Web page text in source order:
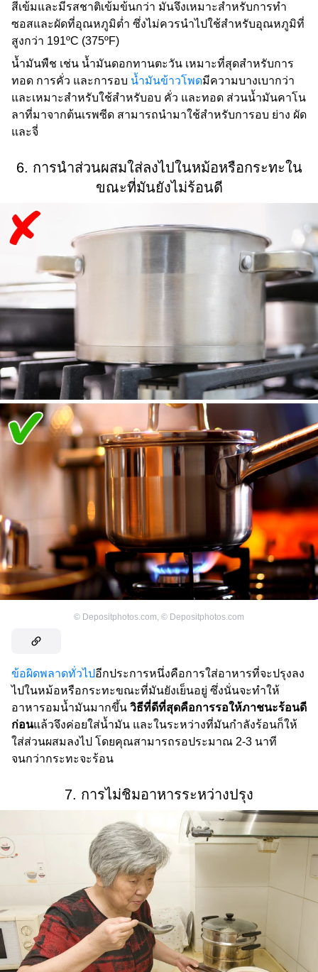
สีเข้มและมีรสชาติเข้มข้นกว่า มันจึงเหมาะสำหรับการทำ
ซอสและผัดที่อุณหภูมิต่ำ ซึ่งไม่ควรนำไปใช้สำหรับอุณหภูมิที่
สูงกว่า 191ºC (375ºF)
น้ำมันพืช เช่น น้ำมันดอกทานตะวัน เหมาะที่สุดสำหรับการ
ทอด การคั่ว และการอบ น้ำมันข้าวโพดมีความบางเบากว่า
และเหมาะสำหรับใช้สำหรับอบ คั่ว และทอด ส่วนน้ำมันคาโน
ลาที่มาจากต้นเรพซีด สามารถนำมาใช้สำหรับการอบ ย่าง ผัด
และจี่
6. การนำส่วนผสมใส่ลงไปในหม้อหรือกระทะใน
ขณะที่มันยังไม่ร้อนดี
© Depositphotos.com © Depositphotos.com
ข้อผิดพลาดทั่วไปอีกประการหนึ่งคือการใส่อาหารที่จะปรุงลง
ไปในหม้อหรือกระทะขณะที่มันยังเย็นอยู่ ซึ่งนั่นจะทำให้
อาหารอมน้ำมันมากขึ้น วิธีที่ดีที่สุดคือการรอให้ภาชนะร้อนดี
ก่อนแล้วจึงค่อยใส่น้ำมัน และในระหว่างที่มันกำลังร้อนก็ให้
ใส่ส่วนผสมลงไป โดยคุณสามารถรอประมาณ 2-3 นาที
จนกว่ากระทะจะร้อน
7. การไม่ชิมอาหารระหว่างปรุง